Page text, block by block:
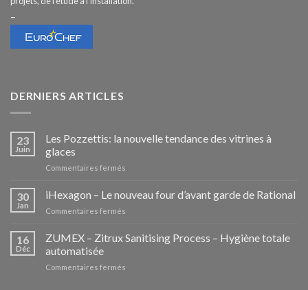
–
DERNIERS ARTICLES
23
Juin
Les Pozzettis: la nouvelle tendance des vitrines à
glaces
Commentaires fermés
Pozzettis:
la
des
30
Jan
iHexagon – Le nouveau four d’avant garde de Rational
Commentaires fermés
–
Le
16
Déc
ZUMEX – Zitrux Sanitising Process – Hygiène totale
automatisée
Commentaires fermés